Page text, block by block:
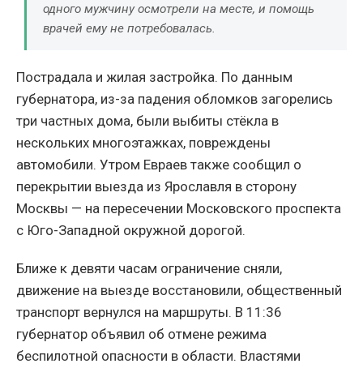
одного мужчину осмотрели на месте, и помощь
врачей ему не потребовалась.
Пострадала и жилая застройка. По данным
губернатора, из-за падения обломков загорелись
три частных дома, были выбиты стёкла в
нескольких многоэтажках, повреждены
автомобили. Утром Евраев также сообщил о
перекрытии выезда из Ярославля в сторону
Москвы — на пересечении Московского проспекта
с Юго-Западной окружной дорогой.
Ближе к девяти часам ограничение сняли,
движение на выезде восстановили, общественный
транспорт вернулся на маршруты. В 11:36
губернатор объявил об отмене режима
беспилотной опасности в области. Властями